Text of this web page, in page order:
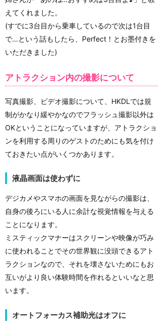
えてくれました。
(すでに3台目から乗車しているので次は1台目
で…という話もしたら、Perfect！とお墨付きを
いただきました)
アトラクション内の撮影について
​写真撮影、ビデオ撮影について、HKDLでは規
制がかなり緩やかなのでフラッシュ撮影以外は
OKということになっていますが、アトラクショ
ンを利用する周りのゲストのためにも気を付け
ておきたい点がいくつかあります。
液晶画面は使わずに
デジカメやスマホの画面を見ながらの撮影は、
自身の後ろにいる人に余計な視覚情報を与える
ことになります。
ミスティックマナーはスクリーンや映像が巧み
に使われることでその世界観に没頭できるアト
ラクションなので、それを壊さないためにもお
互いがより良い体験時間を作れるといいなと思
います。
オートフォーカス補助光はオフに